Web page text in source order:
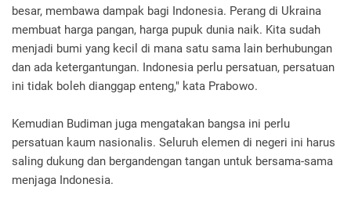
besar, membawa dampak bagi Indonesia. Perang di Ukraina
membuat harga pangan, harga pupuk dunia naik. Kita sudah
menjadi bumi yang kecil di mana satu sama lain berhubungan
dan ada ketergantungan. Indonesia perlu persatuan, persatuan
ini tidak boleh dianggap enteng," kata Prabowo.
Kemudian Budiman juga mengatakan bangsa ini perlu
persatuan kaum nasionalis. Seluruh elemen di negeri ini harus
saling dukung dan bergandengan tangan untuk bersama-sama
menjaga Indonesia.